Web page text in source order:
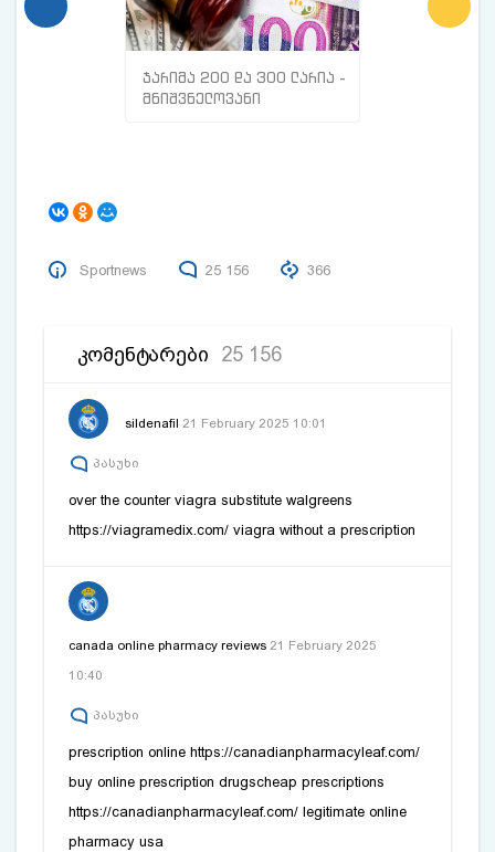
ჯარიმა 200 და 300 ლარია -
მნიშვნელოვანი
Sportnews 25 156 366
ᲙᲝᲛᲔᲜᲢᲐᲠᲔᲑᲘ 25 156
sildenafil 21 February 2025 10:01
პასუხი
over the counter viagra substitute walgreens
https://viagramedix.com/viagra without a prescription
canada online pharmacy reviews 21 February 2025
10:40
პასუხი
prescription online https://canadianpharmacyleaf.com/
buy online prescription drugscheap prescriptions
https://canadianpharmacyleaf.com/legitimate online
pharmacy usa